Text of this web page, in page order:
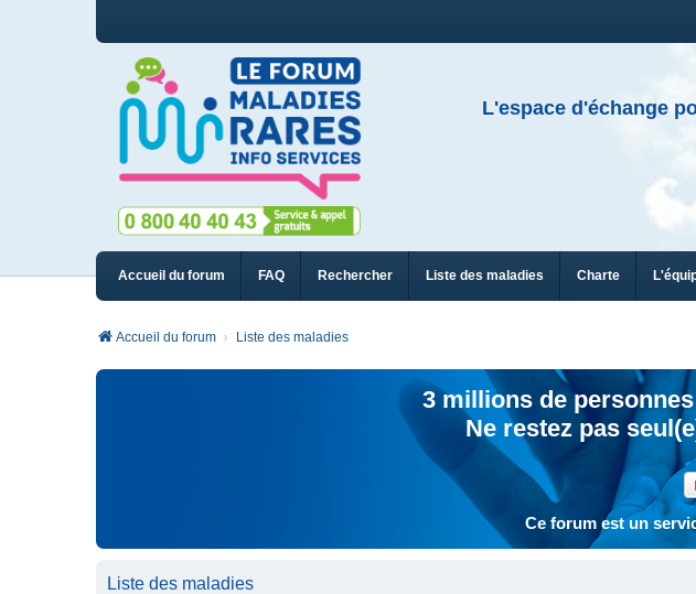
L'espace d'échange
Accueil du forum FAQ Rechercher Liste des maladies Charte
Accueil du forum Liste des maladies
3 millions de
Ne restez pas
Ce forum est un
Liste des maladies